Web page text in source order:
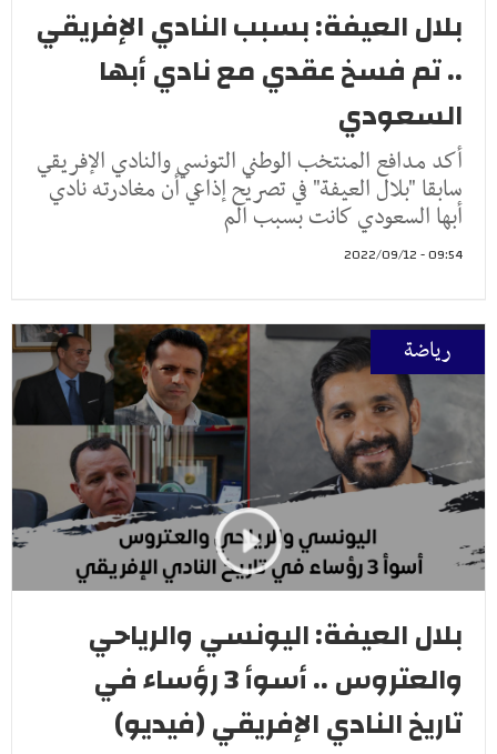
بلال العيفة: بسبب النادي الإفريقي
.. تم فسخ عقدي مع نادي أبها
السعودي
أكد مدافع المنتخب الوطني التونسي والنادي الإفريقي
سابقا "بلال العيفة" في تصريح إذاعي أن مغادرته نادي
أبها السعودي كانت بسبب الم
09:54 - 2022/09/12
رياضة
بلال العيفة: اليونسي والرياحي
والعتروس .. أسوأ 3 رؤساء في
تاريخ النادي الإفريقي (فيديو)